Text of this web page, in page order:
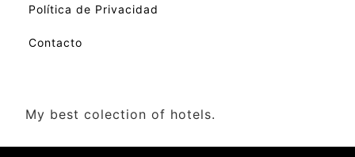
Política de Privacidad
Contacto
My best colection of hotels.